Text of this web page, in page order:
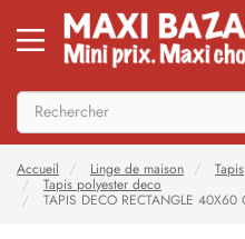
Accueil Linge de maison Tapis
Tapis polyester deco
TAPIS DECO RECTANGLE 40X60